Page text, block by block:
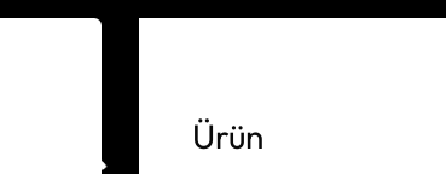
Ürün